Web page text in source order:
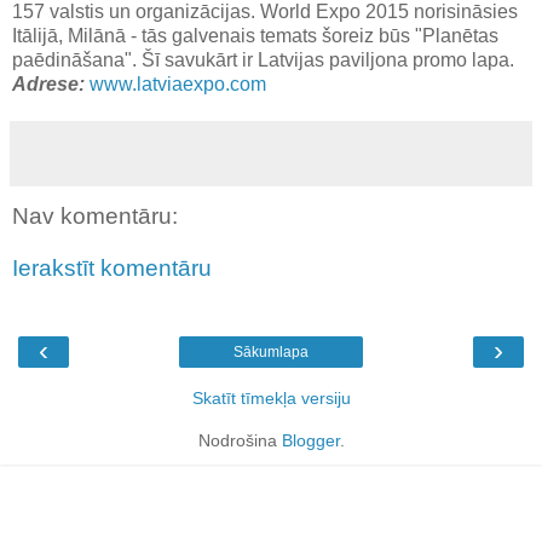
157 valstis un organizācijas. World Expo 2015 norisināsies
Itālijā, Milānā - tās galvenais temats šoreiz būs "Planētas
paēdināšana". Šī savukārt ir Latvijas paviljona promo lapa.
Adrese: www.latviaexpo.com
Nav komentāru:
Ierakstīt komentāru
‹ ›
Sākumlapa
Skatīt tīmekļa versiju
Nodrošina Blogger.